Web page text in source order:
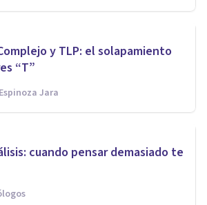
y TLP: el solapamiento
“T”
Jara
cuando pensar demasiado te